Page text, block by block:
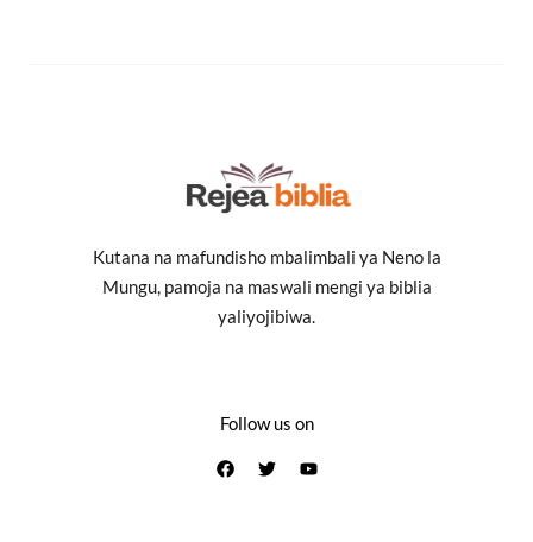
Kutana na mafundisho mbalimbali ya Neno la
Mungu, pamoja na maswali mengi ya biblia
yaliyojibiwa.
Follow us on